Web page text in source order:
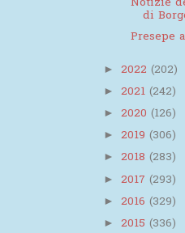
Notizie
di
Presepe
► 2022 (202)
► 2021 (242)
► 2020 (126)
► 2019 (306)
► 2018 (283)
► 2017 (293)
► 2016 (329)
► 2015 (336)